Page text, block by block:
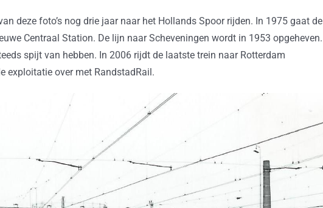
deze foto’s nog drie jaar naar het Hollands Spoor rijden. In 1975 gaat de
Centraal Station. De lijn naar Scheveningen wordt in 1953 opgeheven.
spijt van hebben. In 2006 rijdt de laatste trein naar Rotterdam
exploitatie over met RandstadRail.